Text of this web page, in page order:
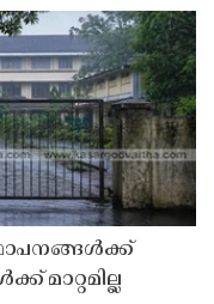
മാറ്റമില്ല